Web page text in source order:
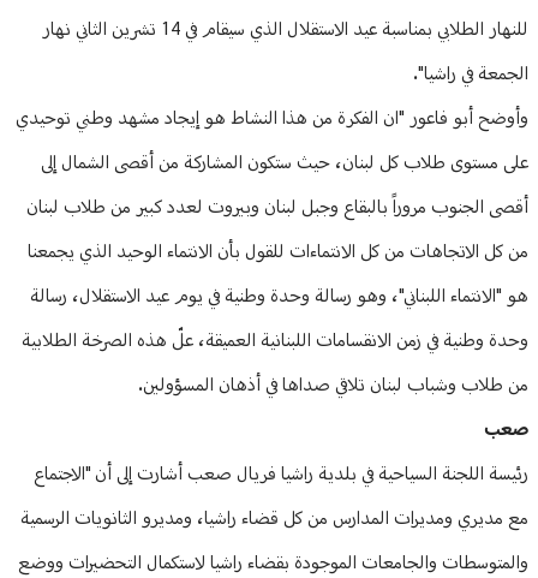
للنهار الطلابي بمناسبة عيد الاستقلال الذي سيقام في 14 تشرين الثاني نهار
الجمعة في راشيا".
وأوضح أبو فاعور "ان الفكرة من هذا النشاط هو إيجاد مشهد وطني توحيدي
على مستوى طلاب كل لبنان، حيث ستكون المشاركة من أقصى الشمال إلى
أقصى الجنوب مروراً بالبقاع وجبل لبنان وبيروت لعدد كبير من طلاب لبنان
من كل الاتجاهات من كل الانتماءات للقول بأن الانتماء الوحيد الذي يجمعنا
هو "الانتماء اللبناني"، وهو رسالة وحدة وطنية في يوم عيد الاستقلال، رسالة
وحدة وطنية في زمن الانقسامات اللبنانية العميقة، علّ هذه الصرخة الطلابية
من طلاب وشباب لبنان تلاقي صداها في أذهان المسؤولين.
صعب
رئيسة اللجنة السياحية في بلدية راشيا فريال صعب أشارت إلى ‏أن "الاجتماع
مع مديري ومديرات المدارس من كل قضاء راشيا، ومديرو الثانويات الرسمية
والمتوسطات والجامعات الموجودة بقضاء راشيا لاستكمال التحضيرات ووضع